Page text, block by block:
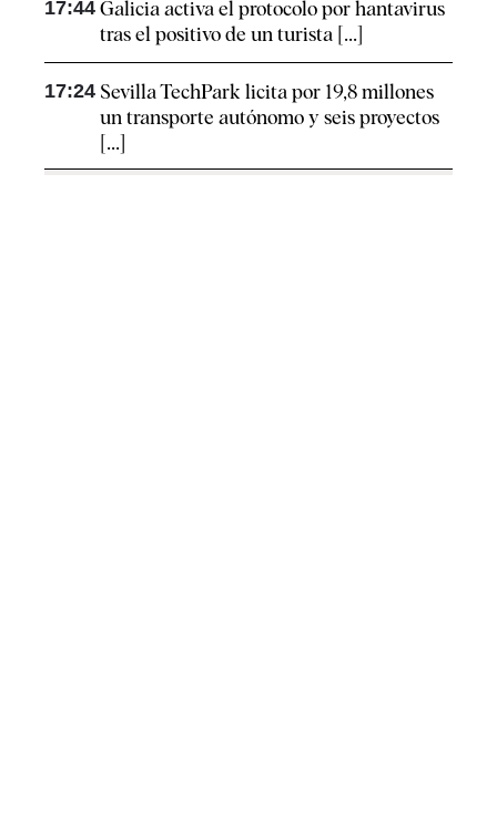
17:44 Galicia activa el protocolo por hantavirus
tras el positivo de un turista [...]
17:24 Sevilla TechPark licita por 19,8 millones
un transporte autónomo y seis proyectos
[...]